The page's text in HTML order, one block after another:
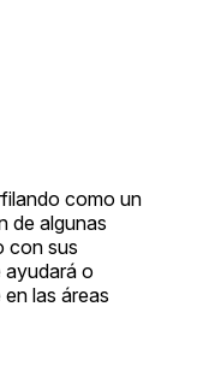
como un
de algunas
con sus
ayudará o
las áreas